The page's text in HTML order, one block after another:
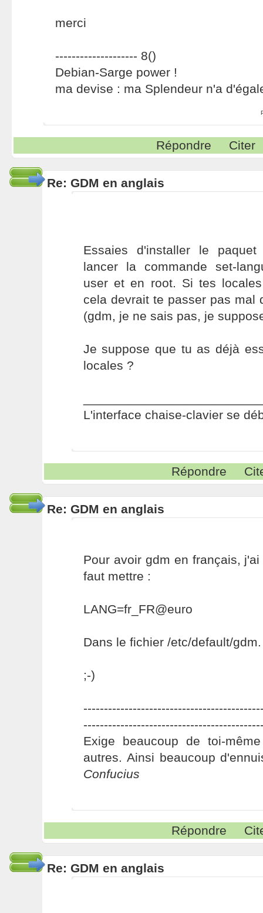
merci
-------------------- 8()
Debian-Sarge power !
ma devise : ma Splendeur n'a
Répondre Citer
Re: GDM en anglais
Essaies d'installer le
lancer la commande set-
user et en root. Si tes
cela devrait te passer pas mal
(gdm, je ne sais pas, je
Je suppose que tu as déjà
locales ?
L'interface chaise-clavier se
Répondre
Re: GDM en anglais
Pour avoir gdm en français,
faut mettre :
LANG=fr_FR@euro
Dans le fichier /etc/default/gdm.
;-)
Exige beaucoup de toi-
autres. Ainsi beaucoup
Confucius
Répondre
Re: GDM en anglais